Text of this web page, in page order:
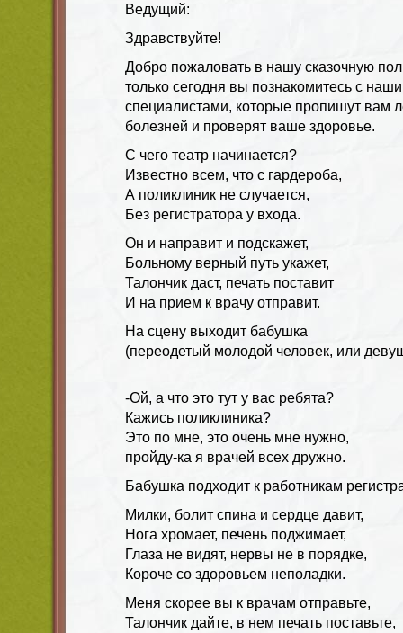
Ведущий:
Здравствуйте!
Добро пожаловать в нашу сказочную
только сегодня вы познакомитесь с
специалистами, которые пропишут вам
болезней и проверят ваше здоровье.
С чего театр начинается?
Известно всем, что с гардероба,
А поликлиник не случается,
Без регистратора у входа.
Он и направит и подскажет,
Больному верный путь укажет,
Талончик даст, печать поставит
И на прием к врачу отправит.
На сцену выходит бабушка
(переодетый молодой человек, или
-Ой, а что это тут у вас ребята?
Кажись поликлиника?
Это по мне, это очень мне нужно,
пройду-ка я врачей всех дружно.
Бабушка подходит к работникам
Милки, болит спина и сердце давит,
Нога хромает, печень поджимает,
Глаза не видят, нервы не в порядке,
Короче со здоровьем неполадки.
Меня скорее вы к врачам отправьте,
Талончик дайте, в нем печать поставьте,